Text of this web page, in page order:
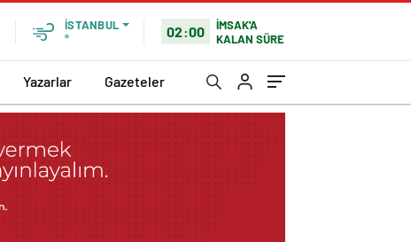
İSTANBUL
°
02:00
İMSAK'A
KALAN SÜRE
Yazarlar Gazeteler